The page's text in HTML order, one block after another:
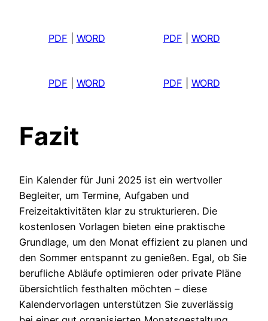
PDF WORD PDF WORD
PDF WORD PDF WORD
Fazit
Ein Kalender für Juni 2025 ist ein wertvoller
Begleiter, um Termine, Aufgaben und
Freizeitaktivitäten klar zu strukturieren. Die
kostenlosen Vorlagen bieten eine praktische
Grundlage, um den Monat effizient zu planen und
den Sommer entspannt zu genießen. Egal, ob Sie
berufliche Abläufe optimieren oder private Pläne
übersichtlich festhalten möchten – diese
Kalendervorlagen unterstützen Sie zuverlässig